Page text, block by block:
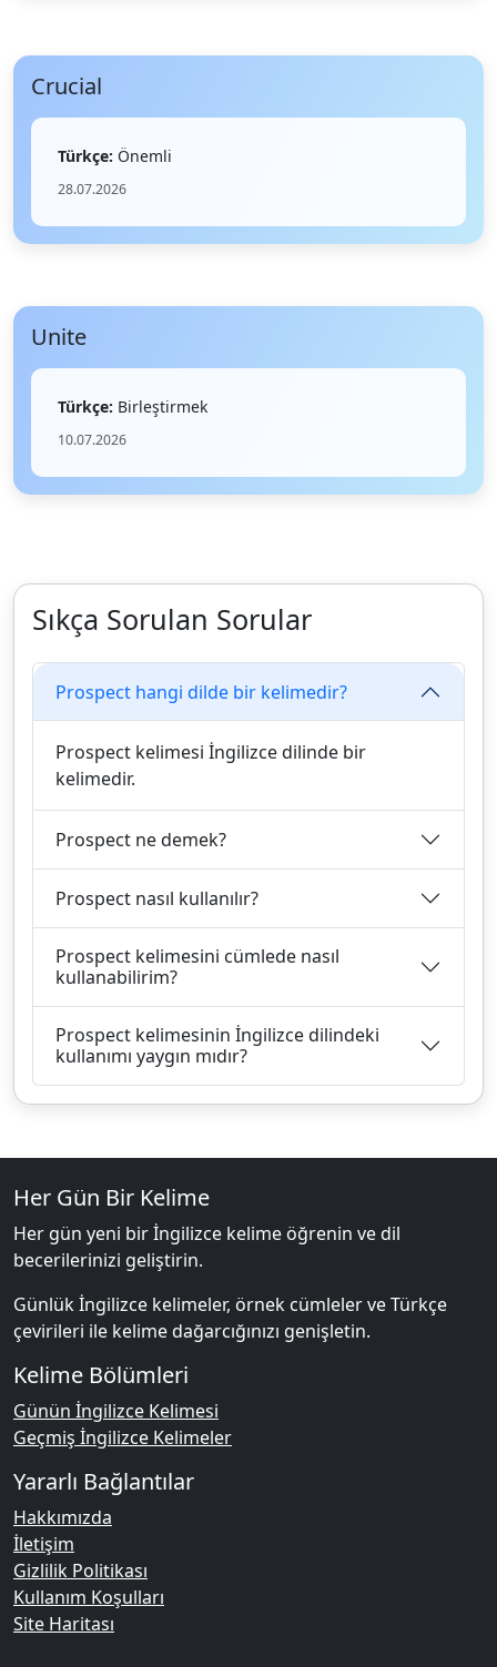
Crucial
Türkçe: Önemli
28.07.2026
Unite
Türkçe: Birleştirmek
10.07.2026
Sıkça Sorulan Sorular
Prospect hangi dilde bir kelimedir?
Prospect kelimesi İngilizce dilinde bir
kelimedir.
Prospect ne demek?
Prospect nasıl kullanılır?
Prospect kelimesini cümlede nasıl
kullanabilirim?
Prospect kelimesinin İngilizce dilindeki
kullanımı yaygın mıdır?
Her Gün Bir Kelime
Her gün yeni bir İngilizce kelime öğrenin ve dil
becerilerinizi geliştirin.
Günlük İngilizce kelimeler, örnek cümleler ve Türkçe
çevirileri ile kelime dağarcığınızı genişletin.
Kelime Bölümleri
Günün İngilizce Kelimesi
Geçmiş İngilizce Kelimeler
Yararlı Bağlantılar
Hakkımızda
İletişim
Gizlilik Politikası
Kullanım Koşulları
Site Haritası